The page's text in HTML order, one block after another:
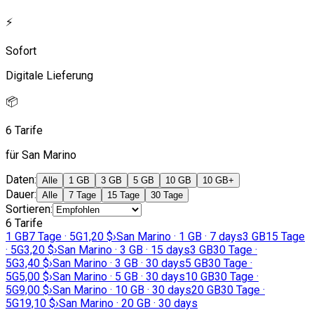
⚡
Sofort
Digitale Lieferung
📦
6 Tarife
für San Marino
Daten: Alle 1 GB 3 GB 5 GB 10 GB 10 GB+
Dauer: Alle 7 Tage 15 Tage 30 Tage
Sortieren:
6 Tarife
1 GB7 Tage · 5G1,20 $›San Marino · 1 GB · 7 days3 GB15 Tage
· 5G3,20 $›San Marino · 3 GB · 15 days3 GB30 Tage ·
5G3,40 $›San Marino · 3 GB · 30 days5 GB30 Tage ·
5G5,00 $›San Marino · 5 GB · 30 days10 GB30 Tage ·
5G9,00 $›San Marino · 10 GB · 30 days20 GB30 Tage ·
5G19,10 $›San Marino · 20 GB · 30 days